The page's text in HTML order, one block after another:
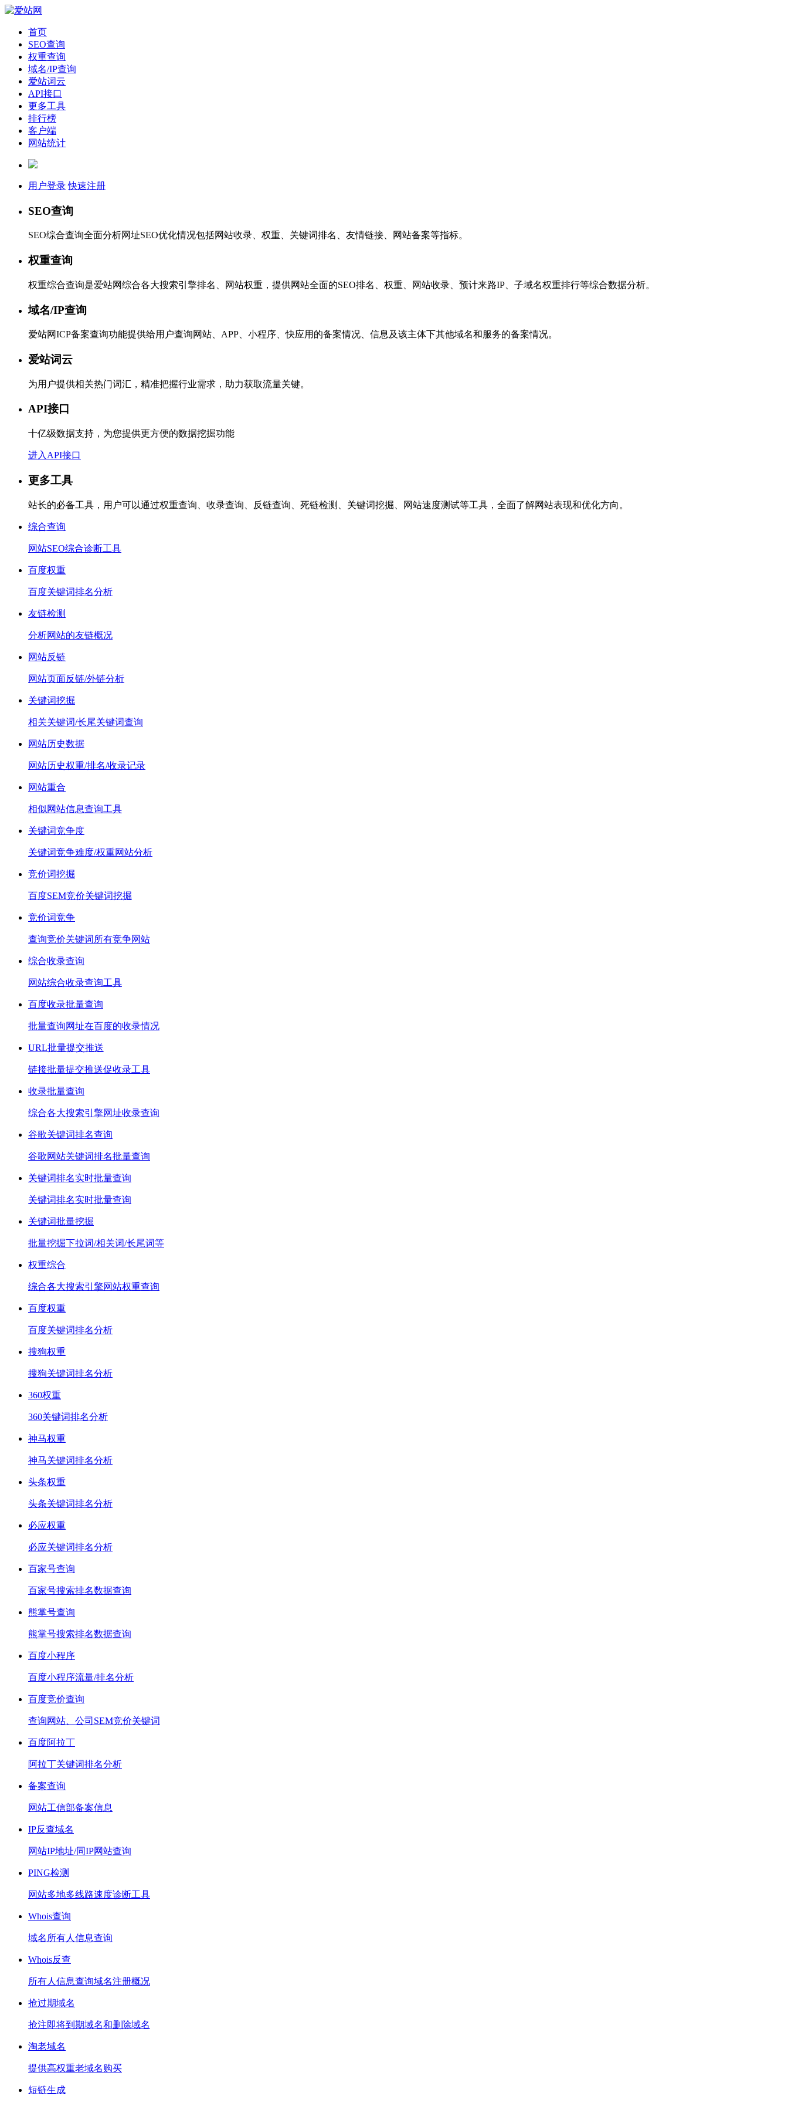
首页
SEO查询
权重查询
域名/IP查询
爱站词云
API接口
更多工具
排行榜
客户端
网站统计
用户登录 快速注册
SEO查询
SEO综合查询全面分析网址SEO优化情况包括网站收录、权重、关键词排名、友情链接、网站备案等指标。
权重查询
权重综合查询是爱站网综合各大搜索引擎排名、网站权重，提供网站全面的SEO排名、权重、网站收录、预计来路IP、子域名权重排行等综合数据分析。
域名/IP查询
爱站网ICP备案查询功能提供给用户查询网站、APP、小程序、快应用的备案情况、信息及该主体下其他域名和服务的备案情况。
爱站词云
为用户提供相关热门词汇，精准把握行业需求，助力获取流量关键。
API接口
十亿级数据支持，为您提供更方便的数据挖掘功能
进入API接口
更多工具
站长的必备工具，用户可以通过权重查询、收录查询、反链查询、死链检测、关键词挖掘、网站速度测试等工具，全面了解网站表现和优化方向。
综合查询
网站SEO综合诊断工具
百度权重
百度关键词排名分析
友链检测
分析网站的友链概况
网站反链
网站页面反链/外链分析
关键词挖掘
相关关键词/长尾关键词查询
网站历史数据
网站历史权重/排名/收录记录
网站重合
相似网站信息查询工具
关键词竞争度
关键词竞争难度/权重网站分析
竞价词挖掘
百度SEM竞价关键词挖掘
竞价词竞争
查询竞价关键词所有竞争网站
综合收录查询
网站综合收录查询工具
百度收录批量查询
批量查询网址在百度的收录情况
URL批量提交推送
链接批量提交推送促收录工具
收录批量查询
综合各大搜索引擎网址收录查询
谷歌关键词排名查询
谷歌网站关键词排名批量查询
关键词排名实时批量查询
关键词排名实时批量查询
关键词批量挖掘
批量挖掘下拉词/相关词/长尾词等
权重综合
综合各大搜索引擎网站权重查询
百度权重
百度关键词排名分析
搜狗权重
搜狗关键词排名分析
360权重
360关键词排名分析
神马权重
神马关键词排名分析
头条权重
头条关键词排名分析
必应权重
必应关键词排名分析
百家号查询
百家号搜索排名数据查询
熊掌号查询
熊掌号搜索排名数据查询
百度小程序
百度小程序流量/排名分析
百度竞价查询
查询网站、公司SEM竞价关键词
百度阿拉丁
阿拉丁关键词排名分析
备案查询
网站工信部备案信息
IP反查域名
网站IP地址/同IP网站查询
PING检测
网站多地多线路速度诊断工具
Whois查询
域名所有人信息查询
Whois反查
所有人信息查询域名注册概况
抢过期域名
抢注即将到期域名和删除域名
淘老域名
提供高权重老域名购买
短链生成